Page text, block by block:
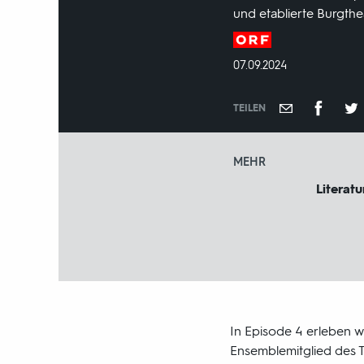
und etablierte
Produktionsland
und
DATUM:
07.09.2024
TEILEN
MEHR
In Episode 4 erleben
Ensemblemitglied des